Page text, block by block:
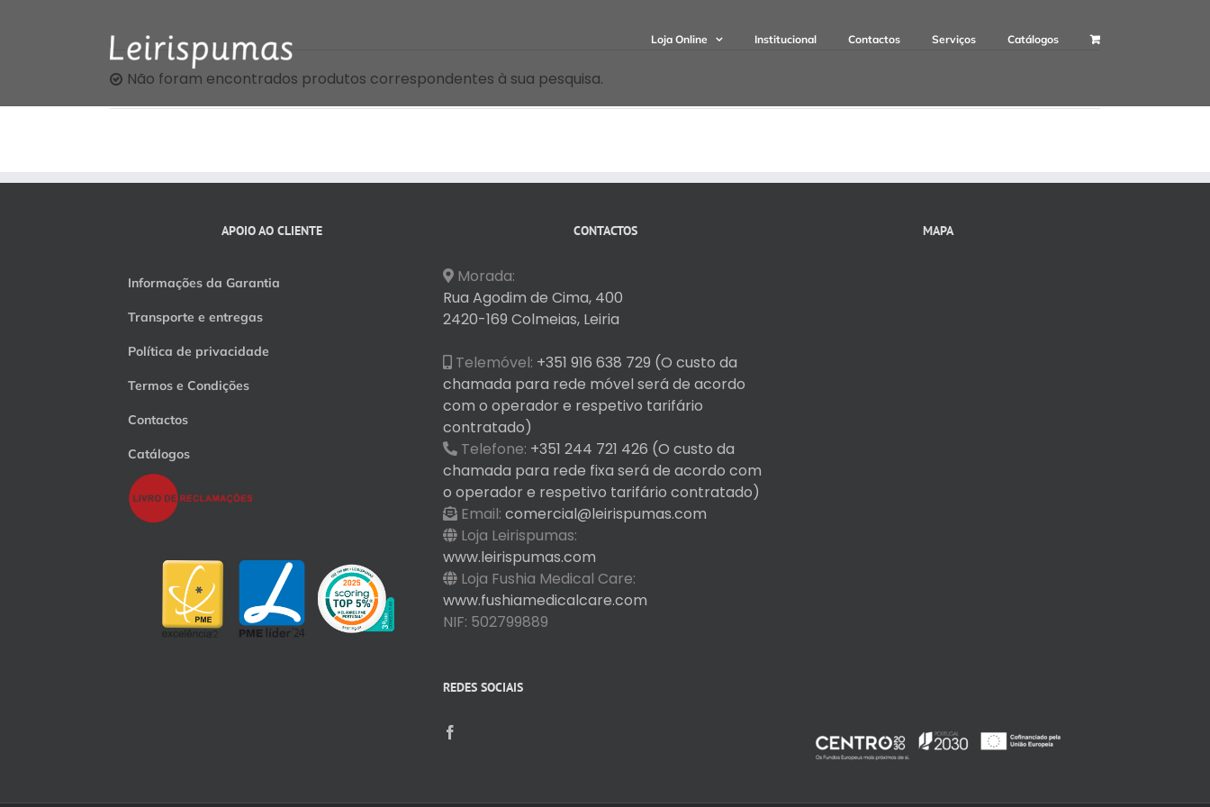
Loja Online Institucional Contactos Serviços Catálogos
Não foram encontrados produtos correspondentes à sua pesquisa.
APOIO AO CLIENTE
Informações da Garantia
Transporte e entregas
Política de privacidade
Termos e Condições
Contactos
Catálogos
CONTACTOS
Morada:
Rua Agodim de Cima, 400
2420-169 Colmeias, Leiria
Telemóvel: +351 916 638 729 (O custo da
chamada para rede móvel será de acordo
com o operador e respetivo tarifário
contratado)
Telefone: +351 244 721 426 (O custo da
chamada para rede fixa será de acordo com
o operador e respetivo tarifário contratado)
Email: comercial@leirispumas.com
Loja Leirispumas:
www.leirispumas.com
Loja Fushia Medical Care:
www.fushiamedicalcare.com
NIF: 502799889
REDES SOCIAIS
MAPA